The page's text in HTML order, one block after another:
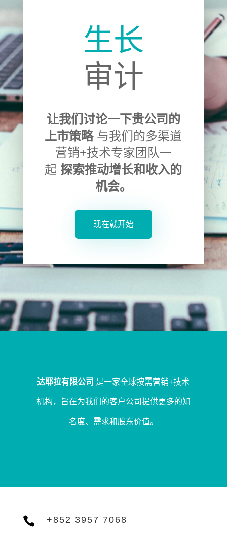
生长
审计
让我们讨论一下贵公司的
上市策略 与我们的多渠道
营销+技术专家团队一
起 探索推动增长和收入的
机会。
现在就开始
达耶拉有限公司 是一家全球按需营销+技术
机构，旨在为我们的客户公司提供更多的知
名度、需求和股东价值。
 +852 3957 7068